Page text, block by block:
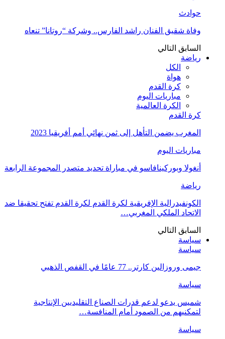
حوادث
وفاة شقيق الفنان راشد الفارس.. وشركة “روتانا” تنعاه
السابق التالي
رياضة
الكل
هواة
كرة القدم
مباريات اليوم
الكرة العالمية
كرة القدم
المغرب يضمن التأهل إلى ثمن نهائي أمم أفريقيا 2023
مباريات اليوم
أنغولا وبوركينافاسو في مباراة تحديد متصدر المجموعة الرابعة
رياضة
الكونفيدرالية الإفريقية لكرة القدم لكرة القدم تفتح تحقيقا ضد
الاتحاد الملكي المغربي…
السابق التالي
سياسة
سياسة
جيمى وروزالين كارتر.. 77 عامًا في القفص الذهبي
سياسة
شميس يدعو لدعم قدرات الصناع التقليديين الإنتاجية
لتمكنيهم من الصمود أمام المنافسة…
سياسة